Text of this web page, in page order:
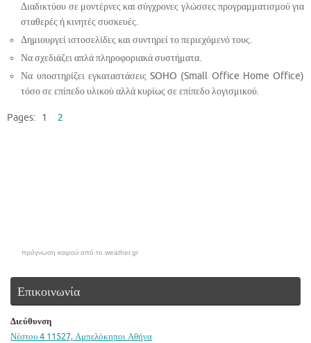
Διαδικτύου σε μοντέρνες και σύγχρονες γλώσσες προγραμματισμού για
σταθερές ή κινητές συσκευές.
Δημιουργεί ιστοσελίδες και συντηρεί το περιεχόμενό τους.
Να σχεδιάζει απλά πληροφοριακά συστήματα.
Να υποστηρίζει εγκαταστάσεις SOHO (Small Office Home Office)
τόσο σε επίπεδο υλικού αλλά κυρίως σε επίπεδο λογισμικού.
Pages: 1 2
πρόγνωση καιρού από το weather.gr
Επικοινωνία
Διεύθυνση
Νέστου 4 11527, Αμπελόκηποι Αθήνα